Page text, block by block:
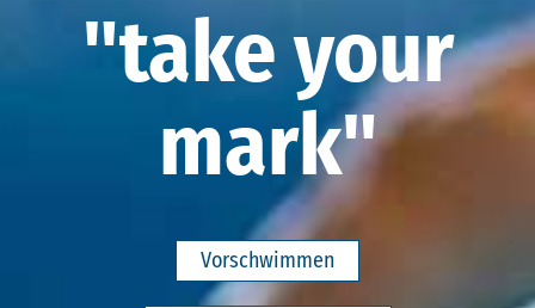
"take your
mark"
Vorschwimmen